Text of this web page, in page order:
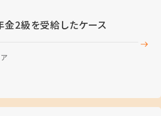
2級を受給したケース